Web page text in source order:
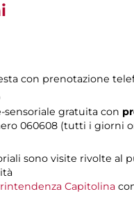
con prenotazione
gratuita con
060608 (tutti i giorni
sono visite rivolte al
Capitolina